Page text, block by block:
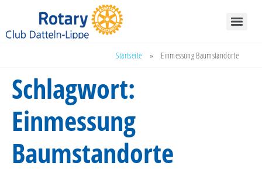
Startseite » Einmessung Baumstandorte
Schlagwort:
Einmessung
Baumstandorte